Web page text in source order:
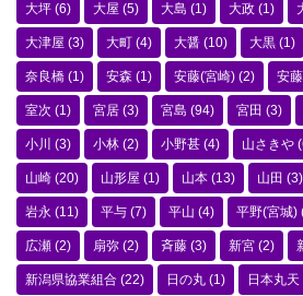
大坪 (6) 大屋 (5) 大島 (1) 大政 (1)
大津屋 (3) 大町 (4) 大醤 (10) 大黒 (1)
奈良橋 (1) 安森 (1) 安藤(宮崎) (2) 安
室次 (1) 宮居 (3) 宮島 (94) 宮田 (3)
小川 (3) 小林 (2) 小野甚 (4) 山さきや
山崎 (20) 山形屋 (1) 山本 (13) 山田 (3)
岩永 (11) 平与 (7) 平山 (4) 平野(宮城)
広瀬 (2) 扇弥 (2) 斉藤 (3) 新宮 (2)
新潟県協業組合 (22) 日の丸 (1) 日本丸天